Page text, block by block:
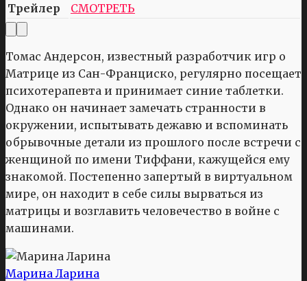
Трейлер
СМОТРЕТЬ
Томас Андерсон, известный разработчик игр о
Матрице из Сан-Франциско, регулярно посещает
психотерапевта и принимает синие таблетки.
Однако он начинает замечать странности в
окружении, испытывать дежавю и вспоминать
обрывочные детали из прошлого после встречи с
женщиной по имени Тиффани, кажущейся ему
знакомой. Постепенно запертый в виртуальном
мире, он находит в себе силы вырваться из
матрицы и возглавить человечество в войне с
машинами.
Марина Ларина